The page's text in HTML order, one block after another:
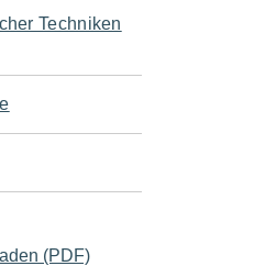
Techniken
(PDF)